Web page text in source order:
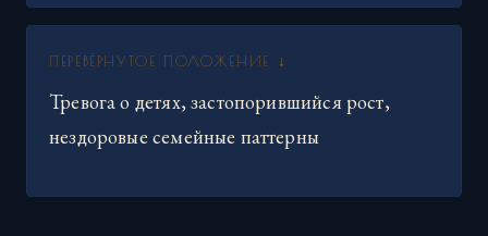
ПЕРЕВЁРНУТОЕ ПОЛОЖЕНИЕ ↓
Тревога о детях, застопорившийся рост,
нездоровые семейные паттерны